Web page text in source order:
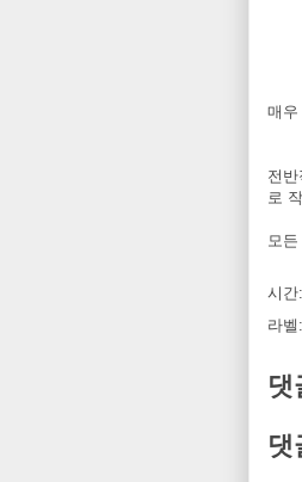
매우
전
로
모
시간:
라벨:
댓
댓